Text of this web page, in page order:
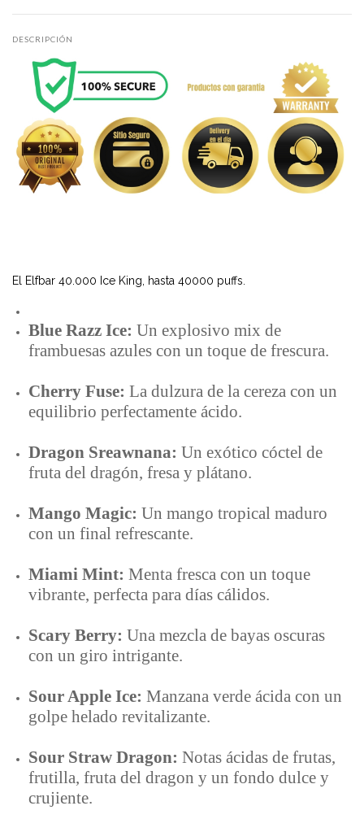
DESCRIPCIÓN
El Elfbar 40.000 Ice King, hasta 40000 puffs.
Blue Razz Ice: Un explosivo mix de
frambuesas azules con un toque de frescura.
Cherry Fuse: La dulzura de la cereza con un
equilibrio perfectamente ácido.
Dragon Sreawnana: Un exótico cóctel de
fruta del dragón, fresa y plátano.
Mango Magic: Un mango tropical maduro
con un final refrescante.
Miami Mint: Menta fresca con un toque
vibrante, perfecta para días cálidos.
Scary Berry: Una mezcla de bayas oscuras
con un giro intrigante.
Sour Apple Ice: Manzana verde ácida con un
golpe helado revitalizante.
Sour Straw Dragon: Notas ácidas de frutas,
frutilla, fruta del dragon y un fondo dulce y
crujiente.